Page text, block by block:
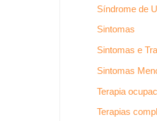
Síndrome de
Sintomas
Sintomas e
Sintomas
Terapia
Terapias